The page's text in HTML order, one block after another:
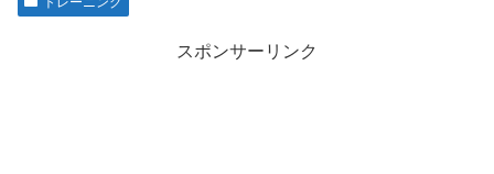
スポンサーリンク